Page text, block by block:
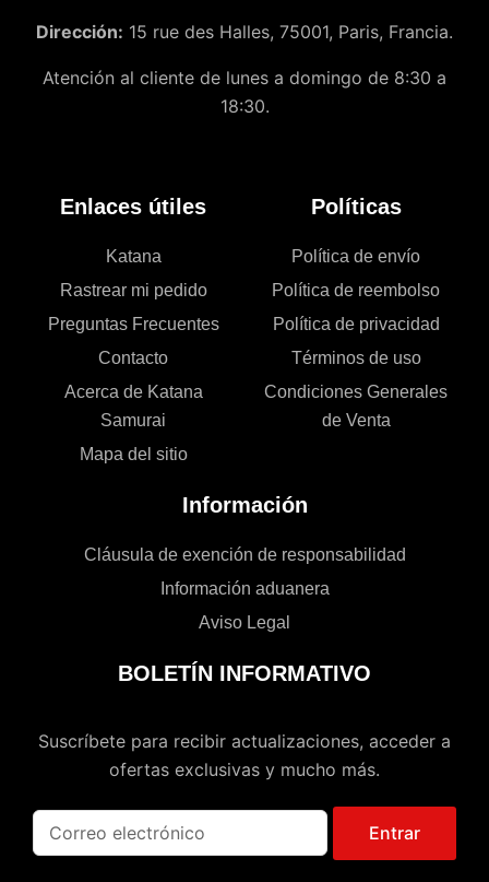
Dirección: 15 rue des Halles, 75001, Paris, Francia.
Atención al cliente de lunes a domingo de 8:30 a
18:30.
Enlaces útiles
Katana
Rastrear mi pedido
Preguntas Frecuentes
Contacto
Acerca de Katana
Samurai
Mapa del sitio
Políticas
Política de envío
Política de reembolso
Política de privacidad
Términos de uso
Condiciones Generales
de Venta
Información
Cláusula de exención de responsabilidad
Información aduanera
Aviso Legal
BOLETÍN INFORMATIVO
Suscríbete para recibir actualizaciones, acceder a
ofertas exclusivas y mucho más.
Entrar